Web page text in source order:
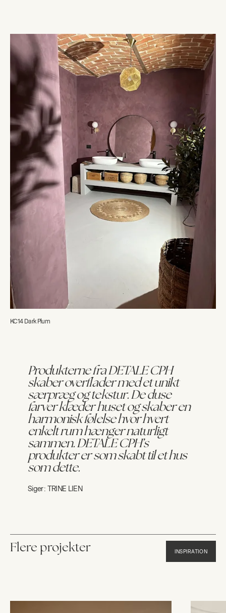
KC14 Dark Plum
Produkterne fra DETALE CPH
skaber overflader med et unikt
særpræg og tekstur. De duse
farver klæder huset og skaber en
harmonisk følelse hvor hvert
enkelt rum hænger naturligt
sammen. DETALE CPH’s
produkter er som skabt til et hus
som dette.
Siger: TRINE LIEN
Flere projekter INSPIRATION